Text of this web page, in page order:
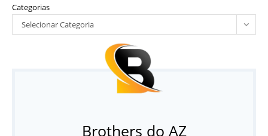
Categorias
Selecionar Categoria
Brothers do AZ